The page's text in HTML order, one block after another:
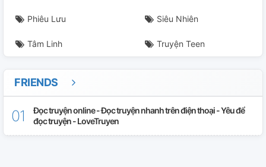
Phiêu Lưu Siêu Nhiên
Tâm Linh Truyện Teen
FRIENDS
Đọc truyện online - Đọc truyện nhanh trên điện thoại - Yêu để
đọc truyện - LoveTruyen